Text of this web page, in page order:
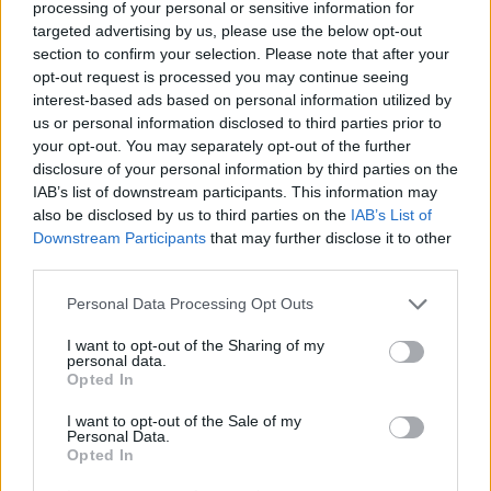
processing of your personal or sensitive information for
targeted advertising by us, please use the below opt-out
section to confirm your selection. Please note that after your
opt-out request is processed you may continue seeing
interest-based ads based on personal information utilized by
us or personal information disclosed to third parties prior to
your opt-out. You may separately opt-out of the further
disclosure of your personal information by third parties on the
IAB’s list of downstream participants. This information may
also be disclosed by us to third parties on the IAB’s List of
Downstream Participants that may further disclose it to other
Personal Data Processing Opt Outs
I want to opt-out of the Sharing of my
personal data.
Opted In
I want to opt-out of the Sale of my
Personal Data.
Opted In
en un mismo título podrá acceder a las distintas líneas
de Guaguas Municipales y a las de Global que recoge
este acuerdo. Para no incurrir en duplicidad, la anterior
tarjeta del usuario será dada de baja. También se puede
tramitar directamente en nuestras oficinas comerciales
o en la estación de San Telmo.
Los títulos de transporte de Guaguas Municipales que
se incorporan a esta oferta son los de Familia
Numerosa General, Familia Numerosa Especial, Bono
Solidario, Jubilados (según los términos actuales) y el
abono directo o 0,85 del Bono Guagua Sin Contacto) y
tarifaria por parte del Ayuntamiento de Las Palmas de
Gran Canaria, que en la actualidad contempla una
esta tarifa unificada también cuenta con una
participación de la Autoridad Única del Transporte.